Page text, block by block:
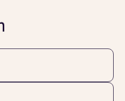
votre maison à La